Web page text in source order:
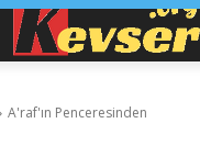
A'raf'ın Penceresinden